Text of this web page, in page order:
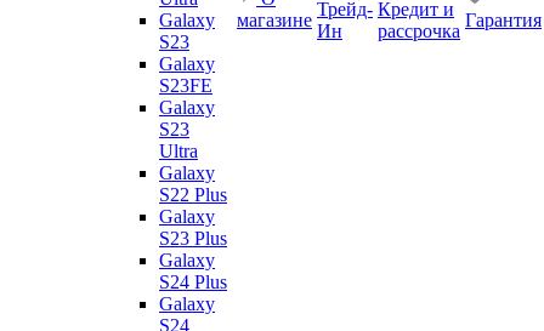
Galaxy
S23
Galaxy
S23FE
Galaxy
S23
Ultra
Galaxy
S22 Plus
Galaxy
S23 Plus
Galaxy
S24 Plus
Galaxy
S24
магазине
Трейд-
Ин
Кредит и
рассрочка
Гарантия